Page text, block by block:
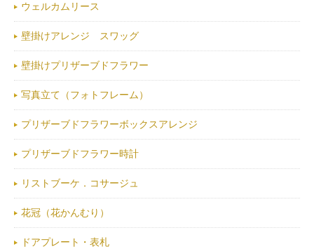
ウェルカムリース
壁掛けアレンジ スワッグ
壁掛けプリザーブドフラワー
写真立て（フォトフレーム）
プリザーブドフラワーボックスアレンジ
プリザーブドフラワー時計
リストブーケ．コサージュ
花冠（花かんむり）
ドアプレート・表札